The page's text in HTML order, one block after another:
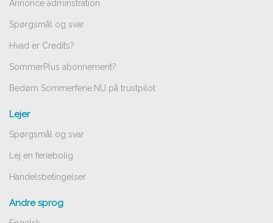
Annonce adminstration
Spørgsmål og svar
Hvad er Credits?
SommerPlus abonnement?
Bedøm Sommerferie.NU på trustpilot
Lejer
Spørgsmål og svar
Lej en feriebolig
Handelsbetingelser
Andre sprog